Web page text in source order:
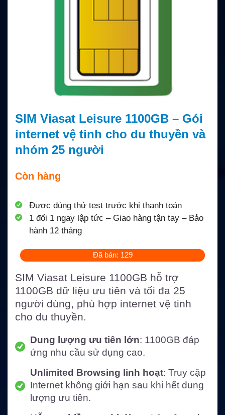
SIM Viasat Leisure 1100GB – Gói
internet vệ tinh cho du thuyền và
nhóm 25 người
Còn hàng
Được dùng thử test trước khi thanh toán
1 đổi 1 ngay lập tức – Giao hàng tận tay – Bảo
hành 12 tháng
Đã bán: 129
SIM Viasat Leisure 1100GB hỗ trợ
1100GB dữ liệu ưu tiên và tối đa 25
người dùng, phù hợp internet vệ tinh
cho du thuyền.
Dung lượng ưu tiên lớn: 1100GB đáp
ứng nhu cầu sử dụng cao.
Unlimited Browsing linh hoạt: Truy cập
Internet không giới hạn sau khi hết dung
lượng ưu tiên.